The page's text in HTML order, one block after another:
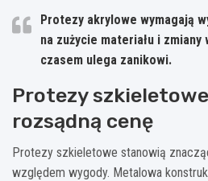
Protezy akrylowe wymagają
na zużycie materiału i
czasem ulega zanikowi.
Protezy
rozsądną cenę
Protezy szkieletowe stanowią
względem wygody. Metalowa